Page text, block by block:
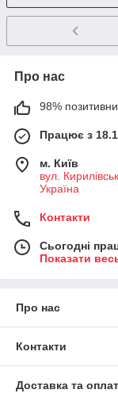
Про нас
98%
Працює з
м. Київ
вул.
Україна
Контакти
Сьогодні
Показати
Про нас
Контакти
Доставка та